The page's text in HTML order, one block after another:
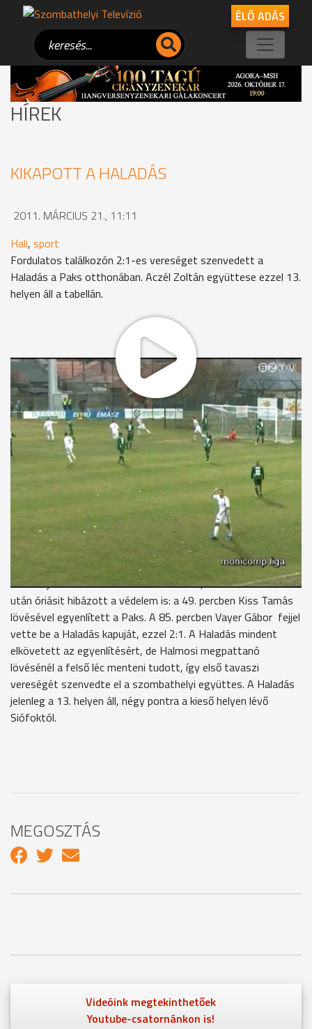
ÉLŐ ADÁS
HÍREK
KIKAPOTT A HALADÁS
2011. MÁRCIUS 21., 11:11
Hali, sport
Fordulatos találkozón 2:1-es vereséget szenvedett a
Haladás a Paks otthonában. Aczél Zoltán együttese ezzel 13.
helyen áll a tabellán.
Rendkívül barátságtalan időben mérkőzött meg egymással a
dobogóra hajtó Paks és a kiesőzónától menekülő
Szombathelyi Haladás. A mérkőzés első felében a paksiak
birtokolták többet a labdát, ám két lövésen kívül Rózsának
nem akadt dolga. A félidő közepén merészkedett át a hazaiak
térfelére a szombathelyi csapat, ám az első lehetőségnél,
Oross fejesénél még védeni tudott a hazaiak kapusa. A 29.
percben azonban nem: Kenesei Krisztián végzett el
szabadrúgást a jobb oldalról. A középre tekert labdáról
Guzmics Richárd még lemaradt, de a hosszún érkezett
Halmosi Péter és 4 méterről Csernyánszky Norbert kapujába
lőtt. Kenesei már sérülten végezte el a szabadrúgást, így
cserét kért, Fodrek lépett pályára helyette. A szombathelyiek
támadójátéka ezt követően visszaesett, ráadásul fordulás
után óriásit hibázott a védelem is: a 49. percben Kiss Tamás
lövésével egyenlített a Paks. A 85. percben Vayer Gábor fejjel
vette be a Haladás kapuját, ezzel 2:1. A Haladás mindent
elkövetett az egyenlítésért, de Halmosi megpattanó
lövésénél a felső léc menteni tudott, így első tavaszi
vereségét szenvedte el a szombathelyi együttes. A Haladás
jelenleg a 13. helyen áll, négy pontra a kieső helyen lévő
Siófoktól.
MEGOSZTÁS
Videóink megtekinthetőek
Youtube-csatornánkon is!